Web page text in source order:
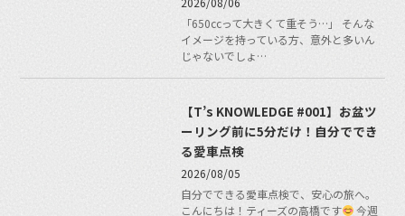
「650ccって大きくて重そう…」 そんな
イメージを持っている方、意外と多いん
じゃないでしょ…
【T’s KNOWLEDGE #001】お盆ツ
ーリング前に5分だけ！自分ででき
る愛車点検
2026/08/05
自分でできる愛車点検で、安心の旅へ。
こんにちは！ティーズの高橋です
今週